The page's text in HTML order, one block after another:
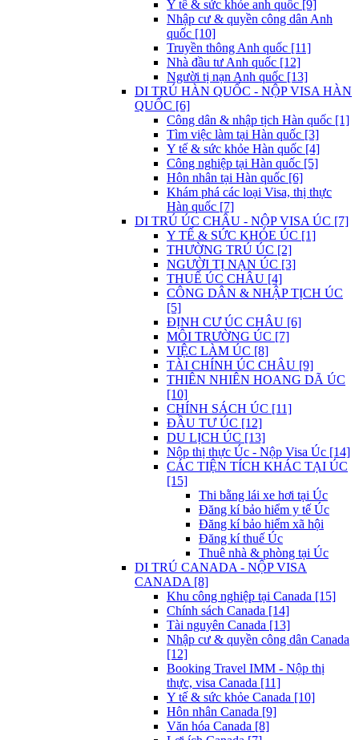
Y tế & sức khỏe anh quốc [9]
Nhập cư & quyền công dân Anh
quốc [10]
Truyền thông Anh quốc [11]
Nhà đầu tư Anh quốc [12]
Người tị nạn Anh quốc [13]
DI TRÚ HÀN QUỐC - NỘP VISA HÀN
QUỐC [6]
Công dân & nhập tịch Hàn quốc [1]
Tìm việc làm tại Hàn quốc [3]
Y tế & sức khỏe Hàn quốc [4]
Công nghiệp tại Hàn quốc [5]
Hôn nhân tại Hàn quốc [6]
Khám phá các loại Visa, thị thực
Hàn quốc [7]
DI TRÚ ÚC CHÂU - NỘP VISA ÚC [7]
Y TẾ & SỨC KHỎE ÚC [1]
THƯỜNG TRÚ ÚC [2]
NGƯỜI TỊ NẠN ÚC [3]
THUẾ ÚC CHÂU [4]
CÔNG DÂN & NHẬP TỊCH ÚC
[5]
ĐỊNH CƯ ÚC CHÂU [6]
MÔI TRƯỜNG ÚC [7]
VIỆC LÀM ÚC [8]
TÀI CHÍNH ÚC CHÂU [9]
THIÊN NHIÊN HOANG DÃ ÚC
[10]
CHÍNH SÁCH ÚC [11]
ĐẦU TƯ ÚC [12]
DU LỊCH ÚC [13]
Nộp thị thực Úc - Nộp Visa Úc [14]
CÁC TIỆN TÍCH KHÁC TẠI ÚC
[15]
Thi bằng lái xe hơi tại Úc
Đăng kí bảo hiểm y tế Úc
Đăng kí bảo hiểm xã hội
Đăng kí thuế Úc
Thuê nhà & phòng tại Úc
DI TRÚ CANADA - NỘP VISA
CANADA [8]
Khu công nghiệp tại Canada [15]
Chính sách Canada [14]
Tài nguyên Canada [13]
Nhập cư & quyền công dân Canada
[12]
Booking Travel IMM - Nộp thị
thực, visa Canada [11]
Y tế & sức khỏe Canada [10]
Hôn nhân Canada [9]
Văn hóa Canada [8]